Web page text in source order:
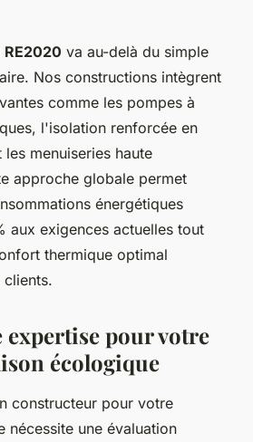
RE2020 va au-delà du simple
Nos constructions intègrent
comme les pompes à
l'isolation renforcée en
menuiseries haute
approche globale permet
énergétiques
aux exigences actuelles tout
thermique optimal
clients.
expertise pour votre
écologique
constructeur pour votre
nécessite une évaluation